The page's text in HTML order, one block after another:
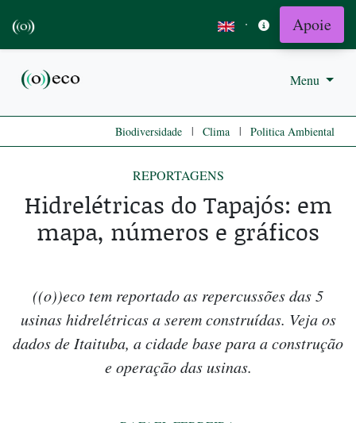
· Apoie
Menu
Biodiversidade | Clima | Politica Ambiental
REPORTAGENS
Hidrelétricas do Tapajós: em
mapa, números e gráficos
((o))eco tem reportado as repercussões das 5
usinas hidrelétricas a serem construídas. Veja os
dados de Itaituba, a cidade base para a construção
e operação das usinas.